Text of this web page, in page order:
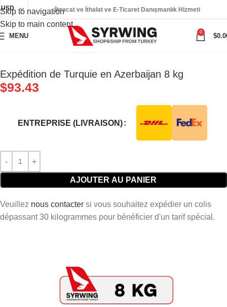
Skip to navigation
Skip to main content
USD İhracat ve İthalat ve E-Ticaret Danışmanlık Hizmeti
MENU
0
$
Expédition de Turquie en Azerbaijan 8 kg
$93.43
ENTREPRISE (LIVRAISON)
AJOUTER AU PANIER
Veuillez nous contacter si vous souhaitez expédier un colis
dépassant 30 kilogrammes pour bénéficier d'un tarif spécial.